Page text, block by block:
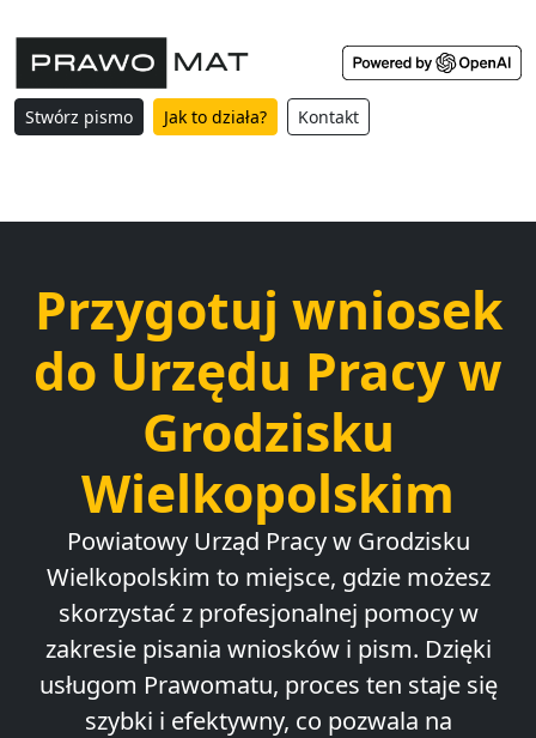
Stwórz pismo Jak to działa? Kontakt
Przygotuj wniosek
do Urzędu Pracy w
Grodzisku
Wielkopolskim
Powiatowy Urząd Pracy w Grodzisku
Wielkopolskim to miejsce, gdzie możesz
skorzystać z profesjonalnej pomocy w
zakresie pisania wniosków i pism. Dzięki
usługom Prawomatu, proces ten staje się
szybki i efektywny, co pozwala na